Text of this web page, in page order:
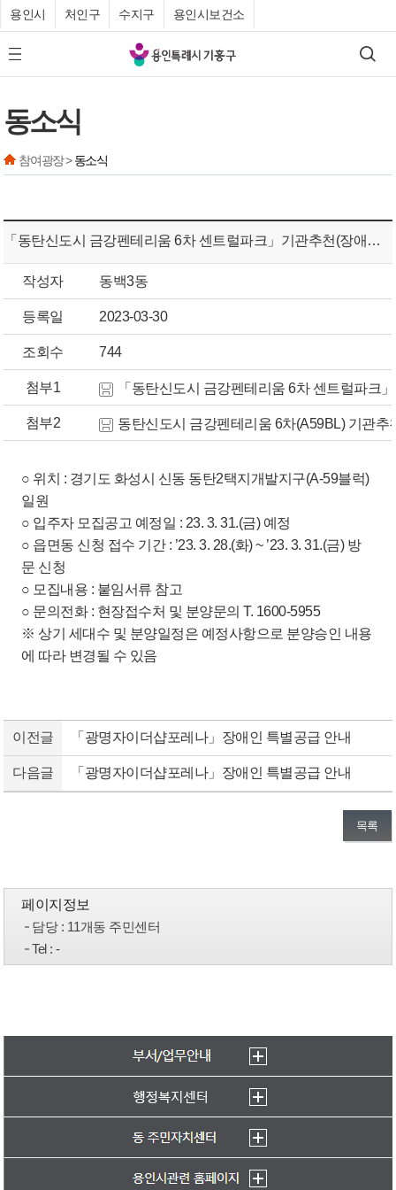
용인시 처인구 수지구 용인시보건소
모바일 메뉴 버튼
기
흥
검색
동소식
참여광장 >동소식
「동탄신도시 금강펜테리움 6차 센트럴파크」기관추천(장애인) 특별공급 재 안내
작성자 동백3동
등록일 2023-03-30
조회수 744
첨부1 「동탄신도시 금강펜테리움 6차 센트럴파크
첨부2 동탄신도시 금강펜테리움 6차(A59BL) 기관
○ 위치 : 경기도 화성시 신동 동탄2택지개발지구(A-59블럭)
일원
○ 입주자 모집공고 예정일 : 23. 3. 31.(금) 예정
○ 읍면동 신청 접수 기간 : ’23. 3. 28.(화) ~ ’23. 3. 31.(금) 방
문 신청
○ 모집내용 : 붙임서류 참고
○ 문의전화 : 현장접수처 및 분양문의 T. 1600-5955
※ 상기 세대수 및 분양일정은 예정사항으로 분양승인 내용
에 따라 변경될 수 있음
이전글 「광명자이더샵포레나」장애인 특별공급 안내
다음글 「광명자이더샵포레나」장애인 특별공급 안내
목록
페이지정보
담당: 11개동 주민센터
Tel: -